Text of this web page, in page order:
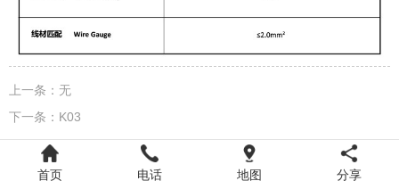
上一条： 无
下一条： K03
首页 电话 地图 分享